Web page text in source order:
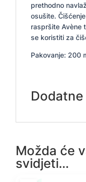
prethodno
osušite.
raspršite Avène
se koristiti za
Pakovanje: 200
Možda će
svidjeti…